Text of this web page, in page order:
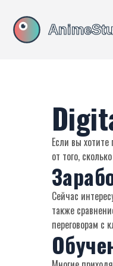
Если вы
от того,
Сейчас
также
переговорам с